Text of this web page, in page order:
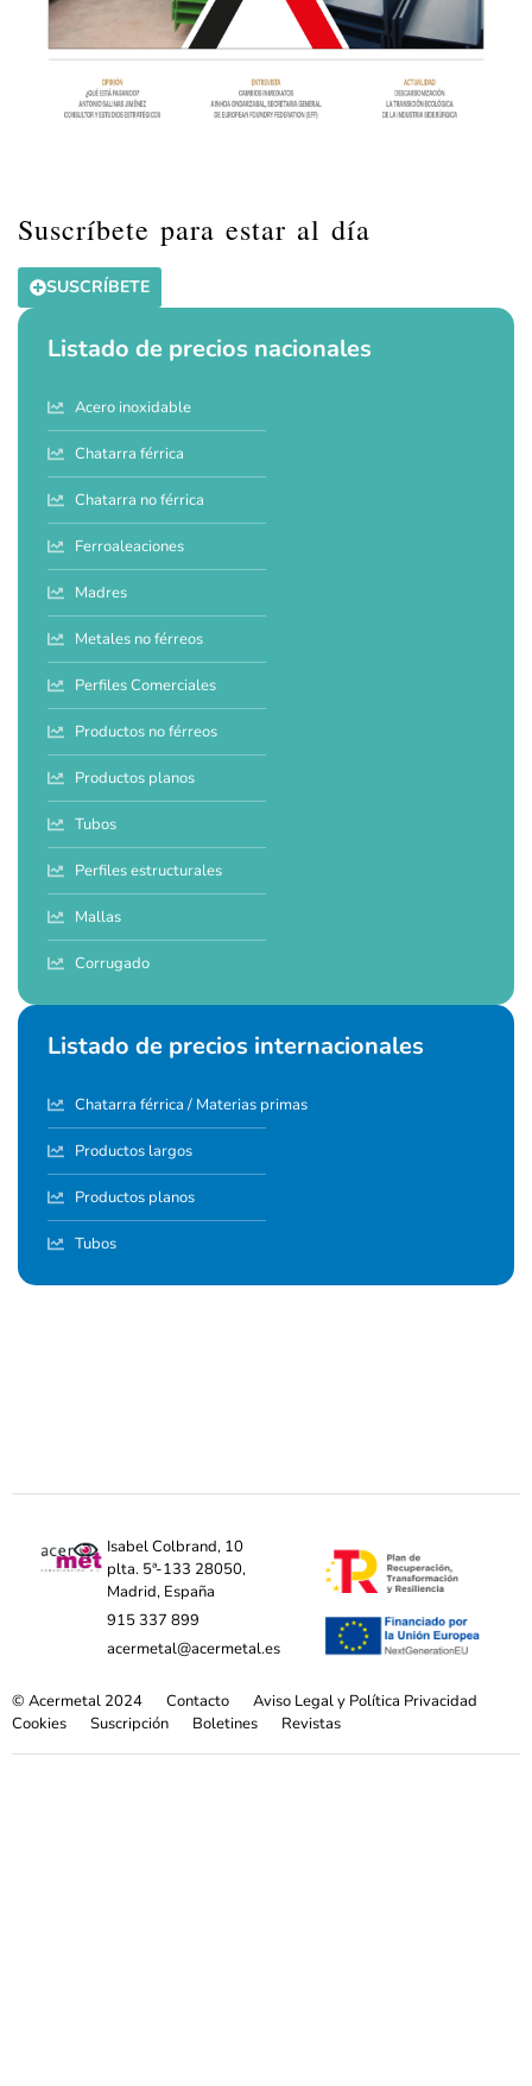
Suscríbete para estar al día
SUSCRÍBETE
Listado de precios nacionales
Acero inoxidable
Chatarra férrica
Chatarra no férrica
Ferroaleaciones
Madres
Metales no férreos
Perfiles Comerciales
Productos no férreos
Productos planos
Tubos
Perfiles estructurales
Mallas
Corrugado
Listado de precios internacionales
Chatarra férrica / Materias primas
Productos largos
Productos planos
Tubos
Isabel Colbrand, 10
plta. 5ª-133 28050,
Madrid, España
915 337 899
acermetal@acermetal.es
© Acermetal 2024 Contacto
Aviso Legal y Política Privacidad
Cookies
Suscripción Boletines Revistas